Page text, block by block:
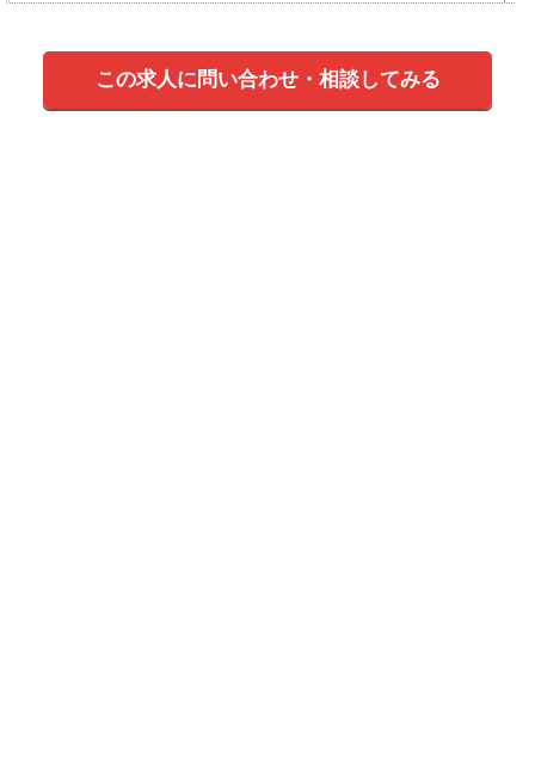
この求人に問い合わせ・相談してみる